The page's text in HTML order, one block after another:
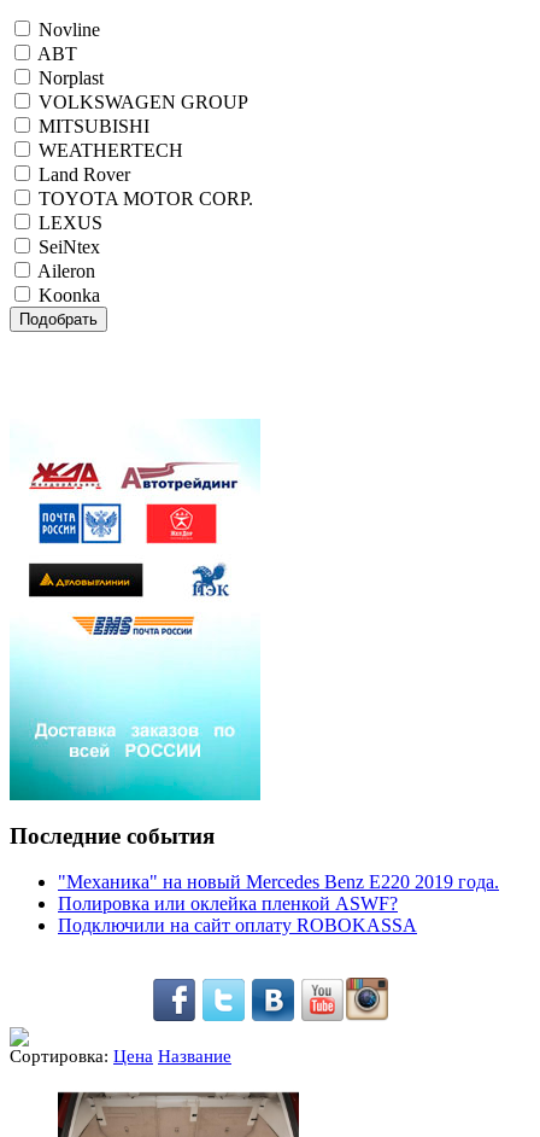
Novline
ABT
Norplast
VOLKSWAGEN GROUP
MITSUBISHI
WEATHERTECH
Land Rover
TOYOTA MOTOR CORP.
LEXUS
SeiNtex
Aileron
Koonka
Подобрать
Последние события
"Механика" на новый Mercedes Benz E220 2019 года.
Полировка или оклейка пленкой ASWF?
Подключили на сайт оплату ROBOKASSA
Сортировка: Цена Название